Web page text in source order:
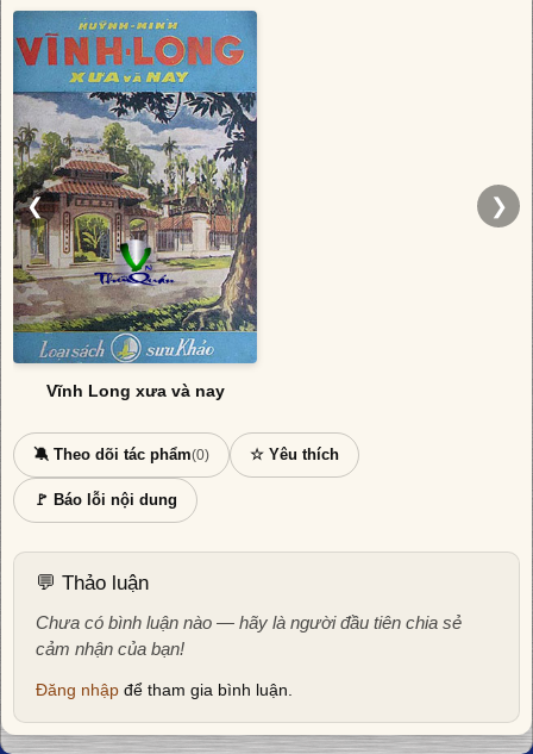
❮
Vĩnh Long xưa và nay
❯
🔕 Theo dõi tác phẩm(0) ☆ Yêu thích
🚩 Báo lỗi nội dung
💬 Thảo luận
Chưa có bình luận nào — hãy là người đầu tiên chia sẻ
cảm nhận của bạn!
Đăng nhập để tham gia bình luận.